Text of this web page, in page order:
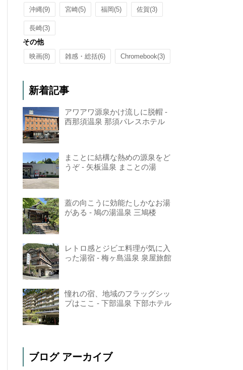
沖縄(9) 宮崎(5) 福岡(5) 佐賀(3)
長崎(3)
その他
映画(8) 雑感・総括(6) Chromebook(3)
新着記事
アワアワ源泉かけ流しに脱帽 -
西那須温泉 那須パレスホテル
まことに結構な熱めの源泉をど
うぞ - 矢板温泉 まことの湯
蓋の向こうに効能たしかなお湯
がある - 鳩の湯温泉 三鳩楼
レトロ感とジビエ料理が気に入
った湯宿 - 梅ヶ島温泉 泉屋旅館
憧れの宿、地域のフラッグシッ
プはここ - 下部温泉 下部ホテル
ブログ アーカイブ